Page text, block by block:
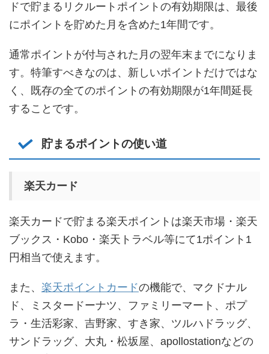
ドで貯まるリクルートポイントの有効期限は、最後
にポイントを貯めた月を含めた1年間です。
通常ポイントが付与された月の翌年末までになりま
す。特筆すべきなのは、新しいポイントだけではな
く、既存の全てのポイントの有効期限が1年間延長
することです。
貯まるポイントの使い道
楽天カード
楽天カードで貯まる楽天ポイントは楽天市場・楽天
ブックス・Kobo・楽天トラベル等にて1ポイント1
円相当で使えます。
また、 楽天ポイントカードの機能で、マクドナル
ド、ミスタードーナツ、ファミリーマート、ポプ
ラ・生活彩家、吉野家、すき家、ツルハドラッグ、
サンドラッグ、大丸・松坂屋、apollostationなどの